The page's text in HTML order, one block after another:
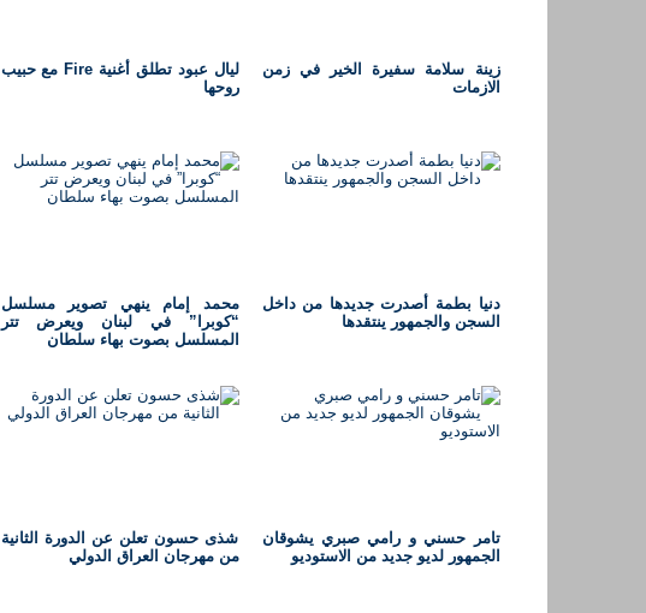
زينة سلامة سفيرة الخير في زمن
الازمات
ليال عبود تطلق أغنية Fire مع حبيب
روحها
دنيا بطمة أصدرت جديدها من داخل
السجن والجمهور ينتقدها
محمد إمام ينهي تصوير مسلسل
“كوبرا” في لبنان ويعرض تتر
المسلسل بصوت بهاء سلطان
تامر حسني و رامي صبري يشوقان
الجمهور لديو جديد من الاستوديو
شذى حسون تعلن عن الدورة الثانية
من مهرجان العراق الدولي